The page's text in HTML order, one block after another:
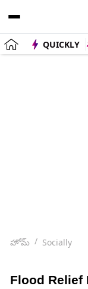
QUICKLY
హోమ్ Socially
Flood